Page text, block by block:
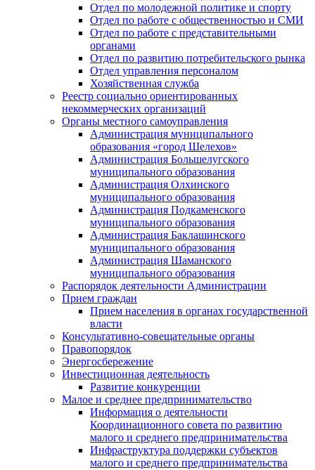
Отдел по молодежной политике и спорту
Отдел по работе с общественностью и СМИ
Отдел по работе с представительными
органами
Отдел по развитию потребительского рынка
Отдел управления персоналом
Хозяйственная служба
Реестр социально ориентированных
некоммерческих организаций
Органы местного самоуправления
Администрация муниципального
образования «город Шелехов»
Администрация Большелугского
муниципального образования
Администрация Олхинского
муниципального образования
Администрация Подкаменского
муниципального образования
Администрация Баклашинского
муниципального образования
Администрация Шаманского
муниципального образования
Распорядок деятельности Администрации
Прием граждан
Прием населения в органах государственной
власти
Консультативно-совещательные органы
Правопорядок
Энергосбережение
Инвестиционная деятельность
Развитие конкуренции
Малое и среднее предпринимательство
Информация о деятельности
Координационного совета по развитию
малого и среднего предпринимательства
Инфраструктура поддержки субъектов
малого и среднего предпринимательства